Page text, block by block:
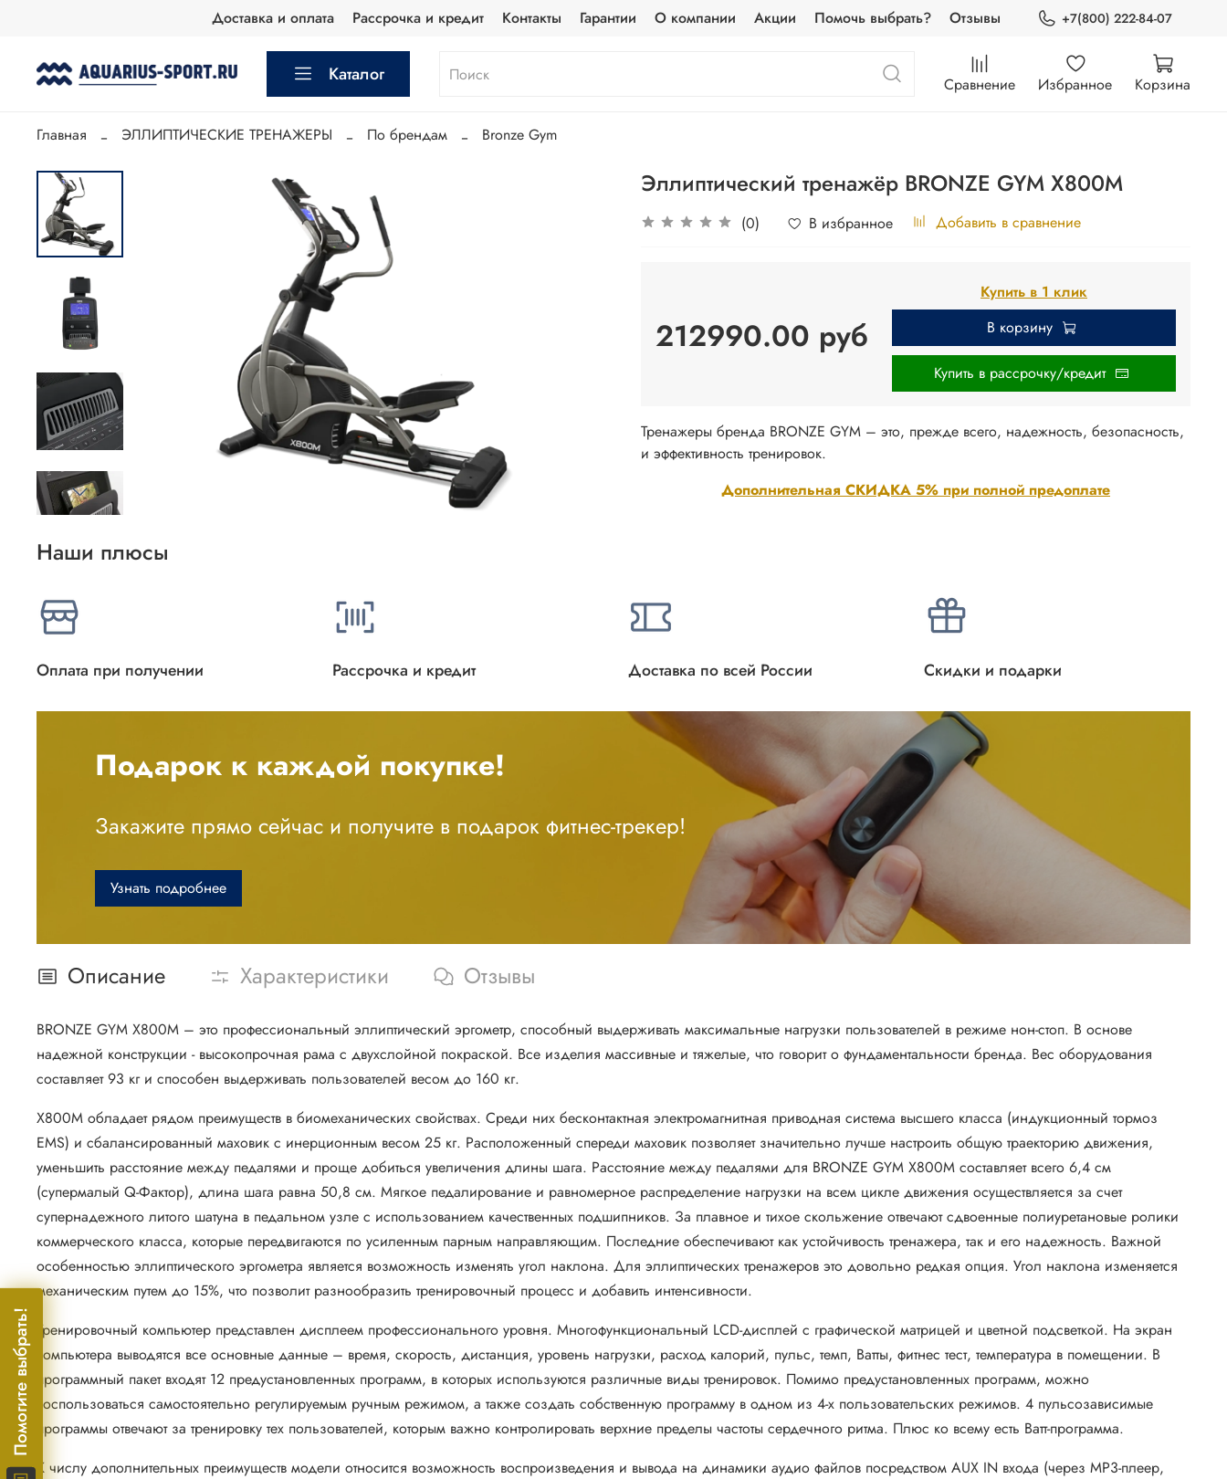
Помогите выбрать!
Доставка и оплата Рассрочка и кредит Контакты Гарантии О компании Акции Помочь выбрать? Отзывы +7(800) 222-84-07
Каталог Сравнение Избранное Корзина
Главная ЭЛЛИПТИЧЕСКИЕ ТРЕНАЖЕРЫ По брендам Bronze Gym
Эллиптический тренажёр BRONZE GYM X800M
(0) В избранное Добавить в сравнение
212990.00 руб
Купить в 1 клик
В корзину
Купить в рассрочку/кредит
Дополнительная СКИДКА 5% при полной предоплате
Тренажеры бренда BRONZE GYM – это, прежде всего, надежность, безопасность,
и эффективность тренировок.
Наши плюсы
Оплата при получении Рассрочка и кредит Доставка по всей России Скидки и подарки
Подарок к каждой покупке!
Закажите прямо сейчас и получите в подарок фитнес-трекер!
Узнать подробнее
Описание Характеристики Отзывы
BRONZE GYM X800M – это профессиональный эллиптический эргометр, способный выдерживать максимальные нагрузки пользователей в режиме нон-стоп. В основе
надежной конструкции - высокопрочная рама с двухслойной покраской. Все изделия массивные и тяжелые, что говорит о фундаментальности бренда. Вес оборудования
составляет 93 кг и способен выдерживать пользователей весом до 160 кг.
X800M обладает рядом преимуществ в биомеханических свойствах. Среди них бесконтактная электромагнитная приводная система высшего класса (индукционный тормоз
EMS) и сбалансированный маховик с инерционным весом 25 кг. Расположенный спереди маховик позволяет значительно лучше настроить общую траекторию движения,
уменьшить расстояние между педалями и проще добиться увеличения длины шага. Расстояние между педалями для BRONZE GYM X800M составляет всего 6,4 см
(супермалый Q-Фактор), длина шага равна 50,8 см. Мягкое педалирование и равномерное распределение нагрузки на всем цикле движения осуществляется за счет
супернадежного литого шатуна в педальном узле с использованием качественных подшипников. За плавное и тихое скольжение отвечают сдвоенные полиуретановые ролики
коммерческого класса, которые передвигаются по усиленным парным направляющим. Последние обеспечивают как устойчивость тренажера, так и его надежность. Важной
особенностью эллиптического эргометра является возможность изменять угол наклона. Для эллиптических тренажеров это довольно редкая опция. Угол наклона изменяется
механическим путем до 15%, что позволит разнообразить тренировочный процесс и добавить интенсивности.
Тренировочный компьютер представлен дисплеем профессионального уровня. Многофункциональный LCD-дисплей с графической матрицей и цветной подсветкой. На экран
компьютера выводятся все основные данные – время, скорость, дистанция, уровень нагрузки, расход калорий, пульс, темп, Ватты, фитнес тест, температура в помещении. В
программный пакет входят 12 предустановленных программ, в которых используются различные виды тренировок. Помимо предустановленных программ, можно
воспользоваться самостоятельно регулируемым ручным режимом, а также создать собственную программу в одном из 4-х пользовательских режимов. 4 пульсозависимые
программы отвечают за тренировку тех пользователей, которым важно контролировать верхние пределы частоты сердечного ритма. Плюс ко всему есть Ватт-программа.
К числу дополнительных преимуществ модели относится возможность воспроизведения и вывода на динамики аудио файлов посредством AUX IN входа (через MP3-плеер,